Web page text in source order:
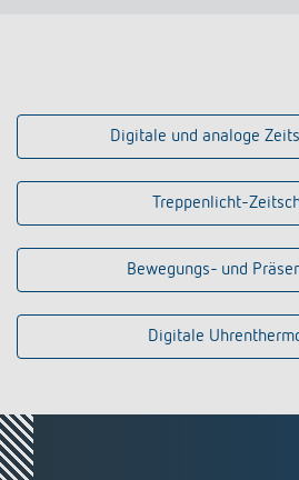
Digitale Uhrenthermostate
Digitale und analoge
Treppenlicht-
Bewegungs- und
Digitale